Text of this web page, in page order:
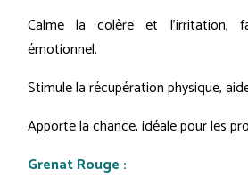
Calme la colère et l'irritation,
émotionnel.
Stimule la récupération physique,
Apporte la chance, idéale pour les
Grenat Rouge :